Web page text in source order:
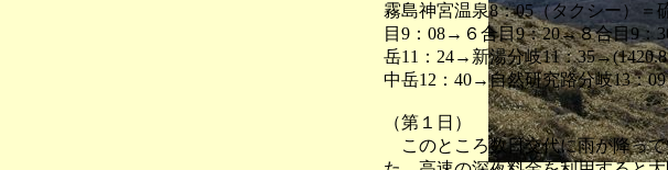
霧島神宮温泉8：05（タクシー）
目9：08→６合目9：20→８合目9：
岳11：24→新湯分岐11：
中岳12：40→自然研究路分岐13：
（第１日）
このところ数日交代に雨が降っ